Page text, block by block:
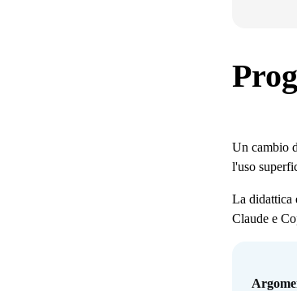
Un cambio
l'uso
La didattica
Claude e